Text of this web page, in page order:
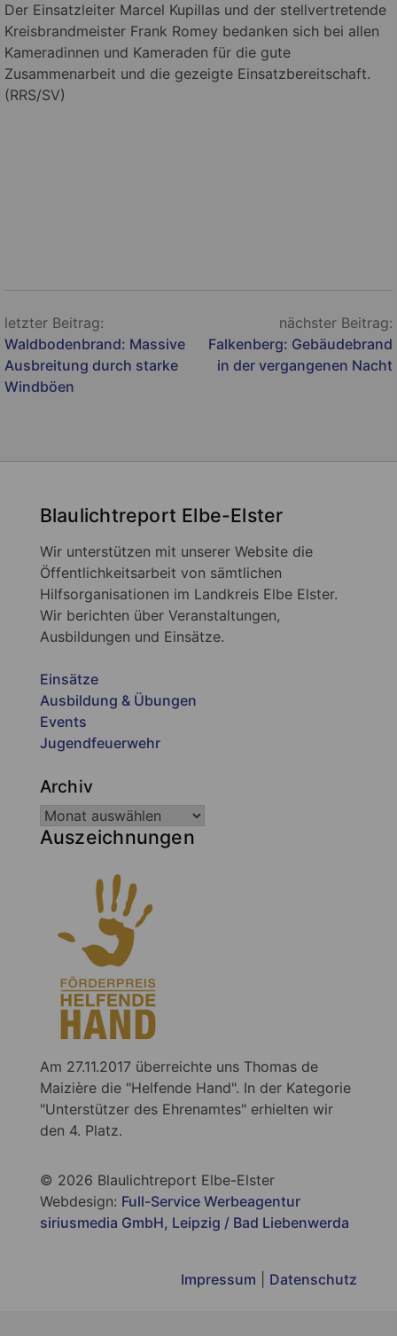
Der Einsatzleiter Marcel Kupillas und der stellvertretende
Kreisbrandmeister Frank Romey bedanken sich bei allen
Kameradinnen und Kameraden für die gute
Zusammenarbeit und die gezeigte Einsatzbereitschaft.
(RRS/SV)
Beitragsnavigation
letzter Beitrag:
Waldbodenbrand: Massive
Ausbreitung durch starke
Windböen
nächster Beitrag:
Falkenberg: Gebäudebrand
in der vergangenen Nacht
Blaulichtreport Elbe-Elster
Wir unterstützen mit unserer Website die
Öffentlichkeitsarbeit von sämtlichen
Hilfsorganisationen im Landkreis Elbe Elster.
Wir berichten über Veranstaltungen,
Ausbildungen und Einsätze.
Einsätze
Ausbildung & Übungen
Events
Jugendfeuerwehr
Archiv
Auszeichnungen
Am 27.11.2017 überreichte uns Thomas de
Maizière die "Helfende Hand". In der Kategorie
"Unterstützer des Ehrenamtes" erhielten wir
den 4. Platz.
© 2026 Blaulichtreport Elbe-Elster
Webdesign: Full-Service Werbeagentur
siriusmedia GmbH, Leipzig / Bad Liebenwerda
Impressum Datenschutz